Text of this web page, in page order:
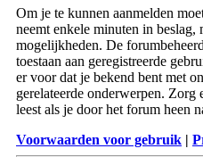
Om je te kunnen aanmelden
neemt enkele minuten in beslag,
mogelijkheden. De
toestaan aan geregistreerde
er voor dat je bekend bent met
gerelateerde onderwerpen.
leest als je door het forum heen
Voorwaarden voor gebruik |